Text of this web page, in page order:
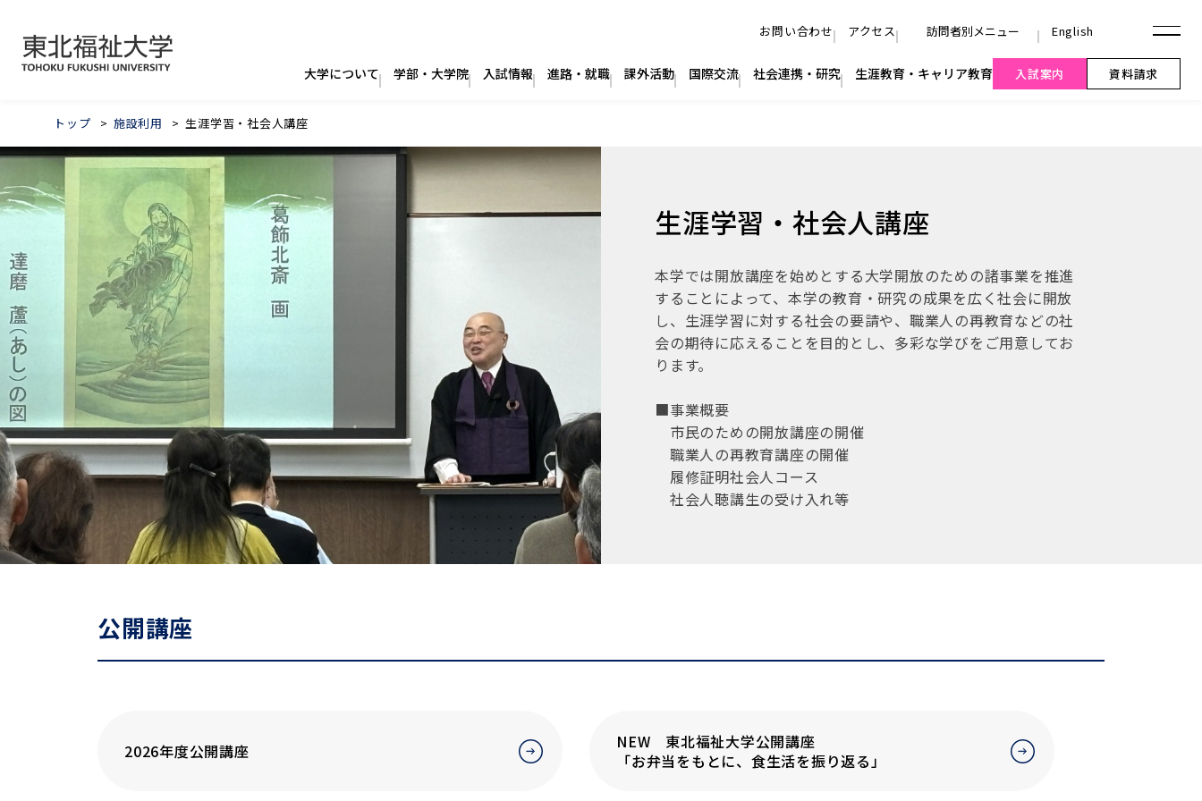
トップ 施設利用 生涯学習・社会人講座
生涯学習・社会人講座
本学では開放講座を始めとする大学開放のための諸事業を推進
することによって、本学の教育・研究の成果を広く社会に開放
し、生涯学習に対する社会の要請や、職業人の再教育などの社
会の期待に応えることを目的とし、多彩な学びをご用意してお
ります。
■事業概要
市民のための開放講座の開催
職業人の再教育講座の開催
履修証明社会人コース
社会人聴講生の受け入れ等
公開講座
2026年度公開講座
NEW 東北福祉大学公開講座
「お弁当をもとに、食生活を振り返る」